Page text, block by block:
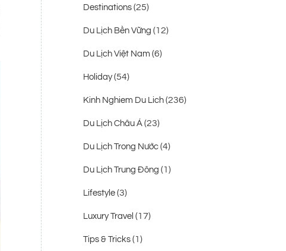
Destinations (25)
Du Lịch Bền Vững (12)
Du Lịch Việt Nam (6)
Holiday(54)
Kinh Nghiem Du Lich (236)
Du Lịch Châu Á (23)
Du Lịch Trong Nước (4)
Du Lịch Trung Đông (1)
Lifestyle (3)
Luxury Travel (17)
Tips & Tricks (1)